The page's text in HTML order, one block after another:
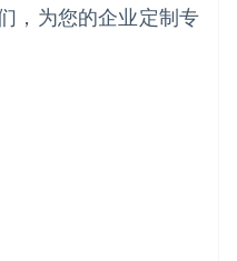
，为您的企业定制专